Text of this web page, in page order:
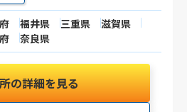
福井県 三重県
滋賀県
奈良県
の詳細を見る